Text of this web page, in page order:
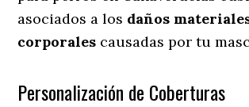
asociados a los daños
corporales causadas por tu
Personalización de Coberturas